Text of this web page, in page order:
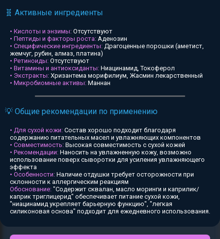
🧬 Активные ингредиенты
• Кислоты и энзимы: Отсутствуют
• Пептиды и факторы роста: Аденозин
• Специфические ингредиенты: Драгоценные порошки (аметист,
жемчуг, рубин, алмаз, платина)
• Ретиноиды: Отсутствуют
• Витамины и антиоксиданты: Ниацинамид, Токоферол
• Экстракты: Хризантема морифилиум, Жасмин лекарственный
• Микробиомные активы: Маннан
💡 Общие рекомендации по применению
• Для сухой кожи: Состав хорошо подходит благодаря
содержанию питательных масел и увлажняющих компонентов
• Совместимость: Высокая совместимость с сухой кожей
• Рекомендации: Наносить на увлажненную кожу, возможно
использование поверх сыворотки для усиления увлажняющего
эффекта
• Особенности: Наличие отдушки требует осторожности при
склонности к аллергическим реакциям
Обоснование: "Содержит сквалан, масло моринги и каприлик/
каприк триглицерид" обеспечивает питание сухой кожи,
"ниацинамид укрепляет барьерную функцию", "легкая
силиконовая основа" подходит для ежедневного использования.